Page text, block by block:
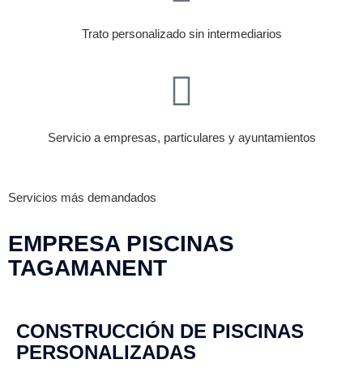
Trato personalizado sin intermediarios
Servicio a empresas, particulares y ayuntamientos
Servicios más demandados
EMPRESA PISCINAS
TAGAMANENT
CONSTRUCCIÓN DE PISCINAS
PERSONALIZADAS